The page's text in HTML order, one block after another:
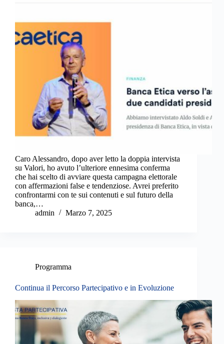
Caro Alessandro, dopo aver letto la doppia intervista
su Valori, ho avuto l’ulteriore ennesima conferma
che hai scelto di avviare questa campagna elettorale
con affermazioni false e tendenziose. Avrei preferito
confrontarmi con te sui contenuti e sul futuro della
banca,…
admin
Marzo 7, 2025
Programma
Continua il Percorso Partecipativo e in Evoluzione